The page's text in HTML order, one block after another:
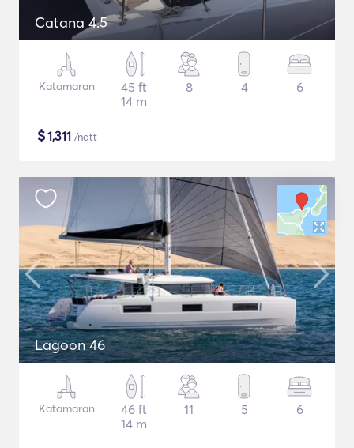
Catana 4.5
Katamaran
45 ft
14 m
8 4 6
$1,311 /natt
Lagoon 46
Katamaran
46 ft
14 m
11 5 6